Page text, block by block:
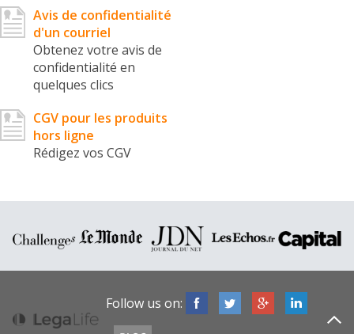
Avis de confidentialité
d'un courriel
Obtenez votre avis de
confidentialité en
quelques clics
CGV pour les produits
hors ligne
Rédigez vos CGV
Follow us on: